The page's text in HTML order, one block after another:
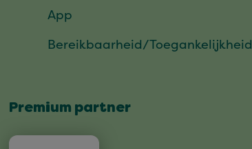
App
Bereikbaarheid/Toegankelijkheid
Premium partner